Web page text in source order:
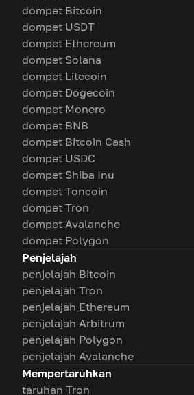
dompet Bitcoin
dompet USDT
dompet Ethereum
dompet Solana
dompet Litecoin
dompet Dogecoin
dompet Monero
dompet BNB
dompet Bitcoin Cash
dompet USDC
dompet Shiba Inu
dompet Toncoin
dompet Tron
dompet Avalanche
dompet Polygon
Penjelajah
penjelajah Bitcoin
penjelajah Tron
penjelajah Ethereum
penjelajah Arbitrum
penjelajah Polygon
penjelajah Avalanche
Mempertaruhkan
taruhan Tron